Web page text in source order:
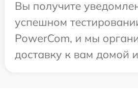
Вы получите
успешном
PowerCom, и мы
доставку к вам домой